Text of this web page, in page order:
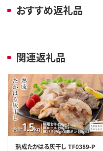
おすすめ返礼品
関連返礼品
熟成たかはる灰干し TF0389-P